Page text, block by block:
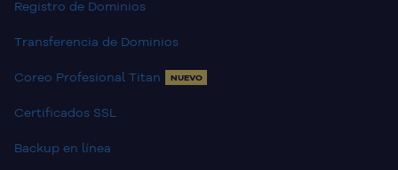
Registro de Dominios
Transferencia de Dominios
Coreo Profesional Titan NUEVO
Certificados SSL
Backup en línea